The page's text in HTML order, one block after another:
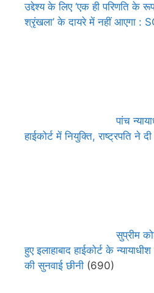
उद्देश्य के लिए ‘एक ही परिणति के
श्रृंखला’ के दायरे में नहीं आएगा :
पांच
हाईकोर्ट में नियुक्ति, राष्ट्रपति ने
सुप्रीम
हुए इलाहाबाद हाईकोर्ट के
की सुनवाई छीनी (690)